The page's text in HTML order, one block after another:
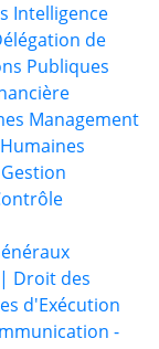
Intelligence
de
Publiques
Management
Droit des
d'Exécution
-